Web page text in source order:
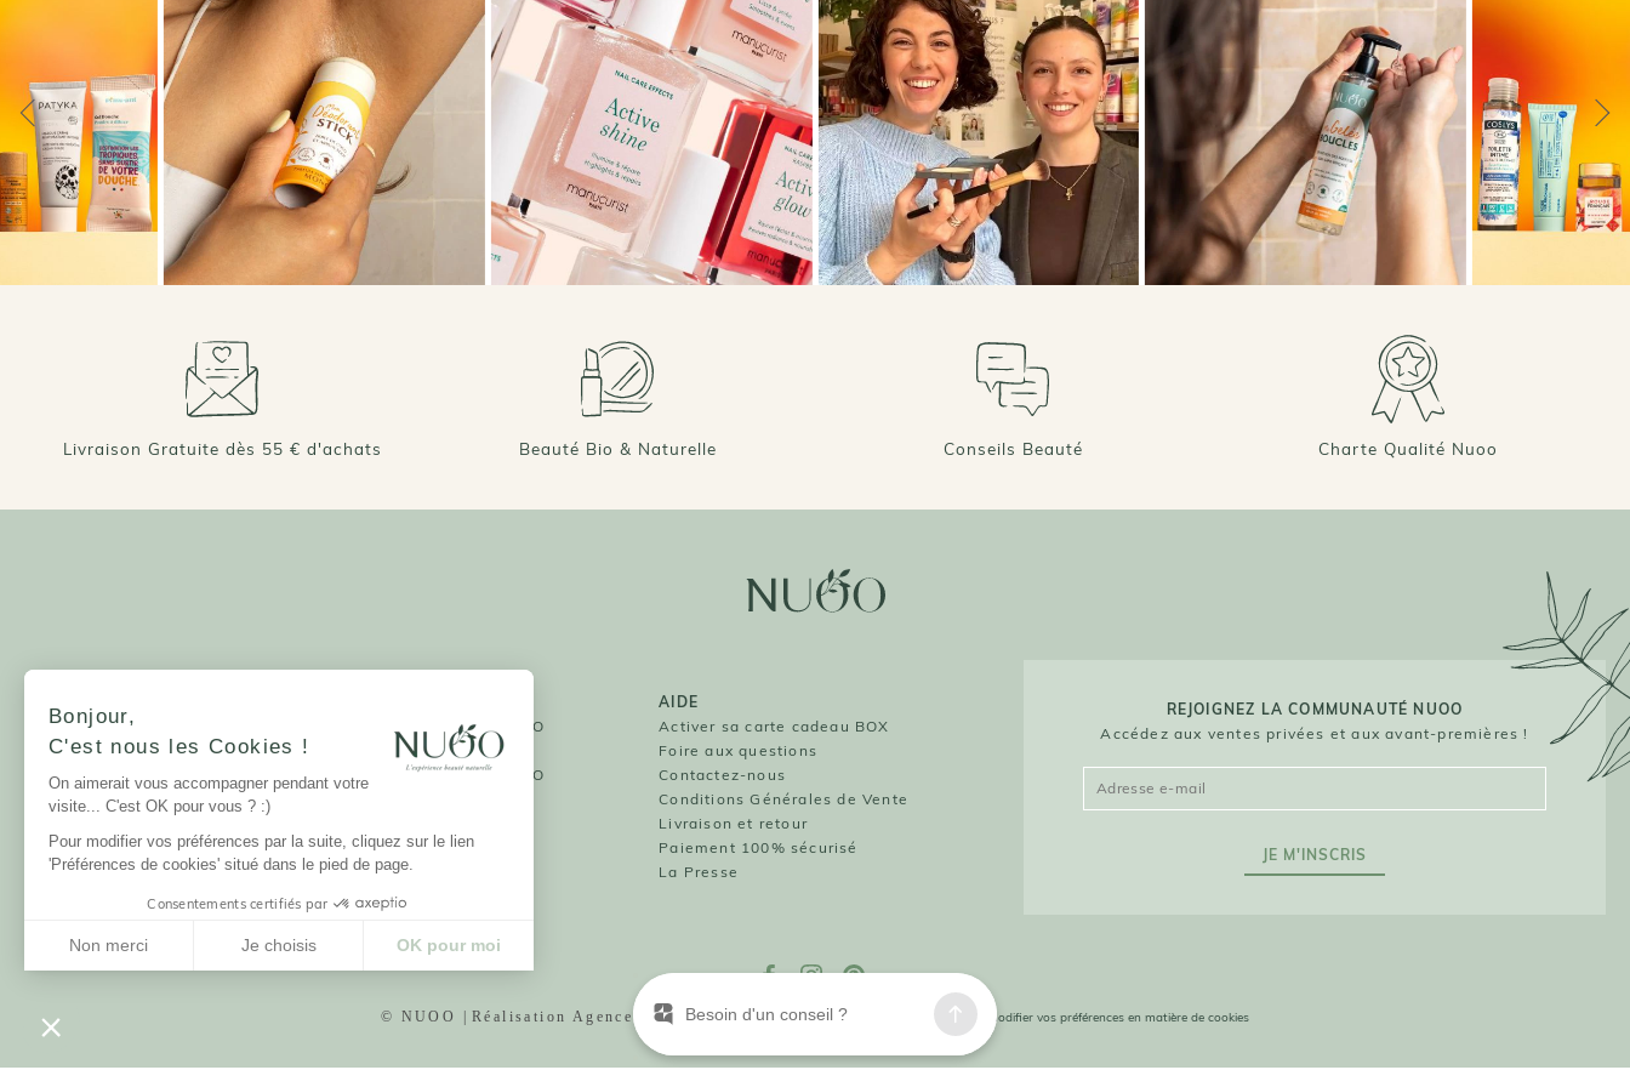
d’utilisation régulière, avec un éclat retrouvé et un teint plus lumineux. Ces bienfaits
ne sont pas dus au hasard : le massage facial relance la circulation, décongestionne
les tissus et détend les zones de tension, parfois responsables de traits tirés ou
plissés. C’est un véritable coup d’éclat express mais aussi un soin de fond pour
prévenir les signes du vieillissement cutané.
DES ACCESSOIRES CONÇUS POUR BOOSTER VOS SOINS
Un autre avantage souvent sous-estimé mais essentiel : ces outils permettent une
meilleure pénétration des actifs cosmétiques. Utilisés après l’application d’un sérum
ou d’une huile, les mouvements du roll-on ou du gua sha favorisent l’absorption du
soin dans les couches profondes de l’épiderme. Cela rend le produit plus efficace,
augmente sa tenue sur la peau et optimise l’action de chaque ingrédient. C’est
LE PLAISIR SENSORIEL AU CŒUR DU GESTE
L’utilisation des roll-on et gua sha s’accompagne d’un confort d’application
incomparable. Les pierres naturelles, telles que le quartz rose, la jade ou l’améthyste,
offrent une sensation de fraîcheur instantanée et relaxent les traits du visage. Loin
Accessibilité, plaisir d’usage et juste prix
beauté aux prix souvent prohibitifs, les roll-on et gua sha proposés sur notre
boutique en ligne sont accessibles à toutes les bourses sans compromis sur la
qualité. En optant pour des outils conçus dans des matières naturelles durables et
avec des formes étudiées pour s'adapter à toutes les courbes du visage, vous
investissez dans un objet solide, rentable et utilisable pendant des années.
La durabilité est également un critère essentiel. Ces accessoires ne nécessitent ni
piles, ni recharge, ni remplacement régulier, ce qui en fait une option beauté à la fois
économique et écologique. Un seul outil bien choisi peut transformer votre routine et
Autrefois réservés aux instituts ou aux adeptes de médecine chinoise, les roll-on et
gua sha se sont démocratisés tout en conservant la magie de leur utilisation. Grâce
à NUOO, vous pouvez intégrer cet art ancestral à votre rituel beauté quotidien sans
passer par la case salon esthétique. Les produits sont sélectionnés pour leur facilité
d’utilisation, leur efficacité prouvée et leur dimension sensorielle, tout en étant
Livraison Gratuite dès 55 € d'achats Beauté Bio & Naturelle Conseils Beauté Charte Qualité Nuoo
LA MARQUE
Qui sommes-nous?
La Charte NUOO
Labels et certifications
Mentions légales
Données personnelles
Devenir partenaire - PRO
Glossaire Beauté
Les guides beauté NUOO
Nos boutiques
Jobs
AIDE
Activer sa carte cadeau BOX
Foire aux questions
Contactez-nous
Conditions Générales de Vente
Livraison et retour
Paiement 100% sécurisé
La Presse
REJOIGNEZ LA COMMUNAUTÉ NUOO
Accédez aux ventes privées et aux avant-premières !
JE M'INSCRIS
© NUOO | Réalisation Agence PM | Design Studio Novembre Cliquez-ici pour modifier vos préférences en matière de cookies
Bonjour,
C'est nous les Cookies !
On aimerait vous accompagner pendant votre
visite... C'est OK pour vous ? :)
Pour modifier vos préférences par la suite, cliquez sur le lien
'Préférences de cookies' situé dans le pied de page.
Consentements certifiés par
Non merci Je choisis OK pour moi
Notre plateforme vous permet d'adapter et de gérer vos paramètres de confidentialité, en garantissant la conformité avec les réglementations. Personnalisez vos préférences pour contrôler la manière dont vos informations sont manipulées.